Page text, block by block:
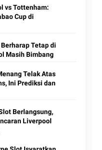
vs Tottenham:
Cup di
Tetap di
Masih Bimbang
Telak Atas
Ini Prediksi dan
Berlangsung,
Liverpool